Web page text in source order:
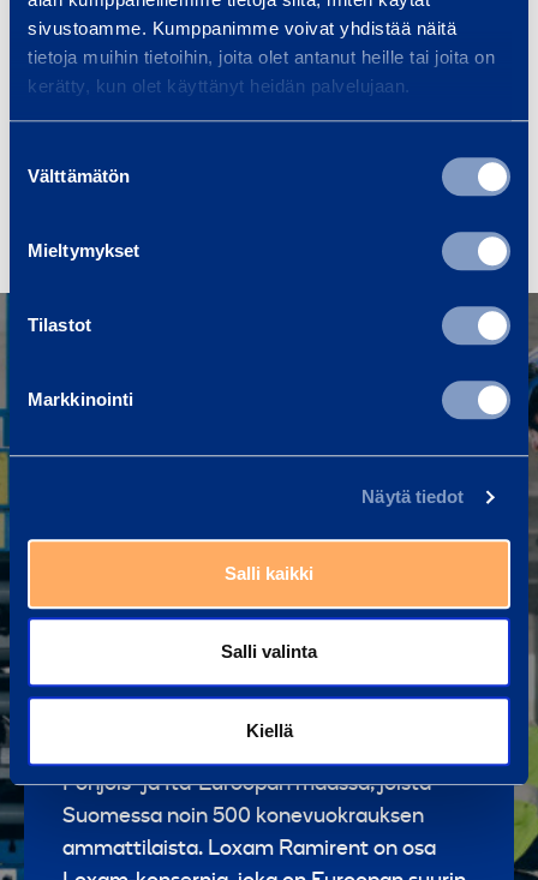
sivustoamme. Kumppanimme voivat yhdistää näitä
tietoja muihin tietoihin, joita olet antanut heille tai joita on
kerätty, kun olet käyttänyt heidän palvelujaan.
valinta
Välttämätön
Mieltymykset
Tilastot
Markkinointi
Näytä tiedot
Salli kaikki
Salli valinta
Kiellä
vähennettyä ja turvallisuutta parannettua.
Tekla BIM Awards 2019
Loxam Ramirent on johtava kone- ja
vuokrauksen lisäksi kattavat suunnittelu-,
asennus- ja logistiikkapalvelut, jotka
tukevat asiakkaidemme työn turvallisuutta
ja tehokkuutta. Loxam Ramirent -konserni
Pohjois- ja Itä-Euroopan maassa, joista
Suomessa noin 500 konevuokrauksen
ammattilaista. Loxam Ramirent on osa